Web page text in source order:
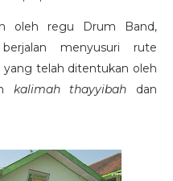
oleh regu Drum Band,
berjalan menyusuri rute
yang telah ditentukan oleh
kalimah thayyibah dan